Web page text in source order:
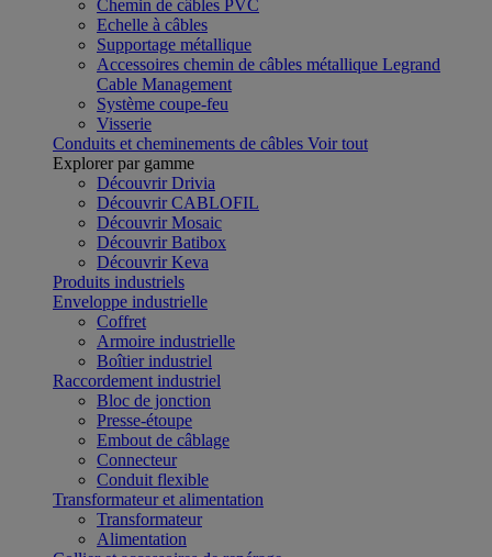
Chemin de câbles PVC
Echelle à câbles
Supportage métallique
Accessoires chemin de câbles métallique Legrand
Cable Management
Système coupe-feu
Visserie
Conduits et cheminements de câbles Voir tout
Explorer par gamme
Découvrir Drivia
Découvrir CABLOFIL
Découvrir Mosaic
Découvrir Batibox
Découvrir Keva
Produits industriels
Enveloppe industrielle
Coffret
Armoire industrielle
Boîtier industriel
Raccordement industriel
Bloc de jonction
Presse-étoupe
Embout de câblage
Connecteur
Conduit flexible
Transformateur et alimentation
Transformateur
Alimentation